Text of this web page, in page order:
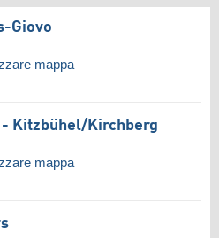
Giovo
mappa
- Kitzbühel/​Kirchberg
mappa